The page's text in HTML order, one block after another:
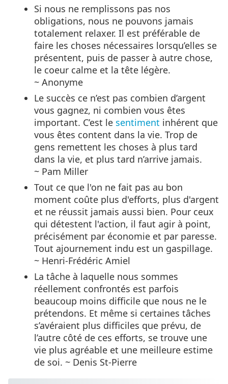
Si nous ne remplissons pas nos
obligations, nous ne pouvons jamais
totalement relaxer. Il est préférable de
faire les choses nécessaires lorsqu’elles se
présentent, puis de passer à autre chose,
le coeur calme et la tête légère.
~ Anonyme
Le succès ce n’est pas combien d’argent
vous gagnez, ni combien vous êtes
important. C’est le sentiment inhérent que
vous êtes content dans la vie. Trop de
gens remettent les choses à plus tard
dans la vie, et plus tard n’arrive jamais.
~ Pam Miller
Tout ce que l'on ne fait pas au bon
moment coûte plus d'efforts, plus d'argent
et ne réussit jamais aussi bien. Pour ceux
qui détestent l'action, il faut agir à point,
précisément par économie et par paresse.
Tout ajournement indu est un gaspillage.
~ Henri-Frédéric Amiel
La tâche à laquelle nous sommes
réellement confrontés est parfois
beaucoup moins difficile que nous ne le
prétendons. Et même si certaines tâches
s’avéraient plus difficiles que prévu, de
l’autre côté de ces efforts, se trouve une
vie plus agréable et une meilleure estime
de soi. ~ Denis St-Pierre